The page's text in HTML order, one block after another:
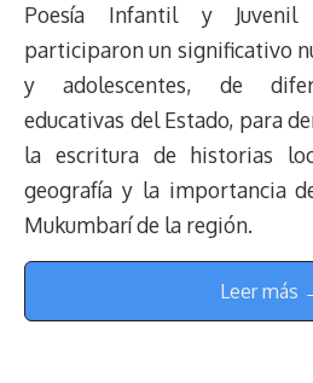
Poesía Infantil y Juvenil
participaron un significativo
y adolescentes, de
educativas del Estado, para
la escritura de historias
geografía y la importancia
Mukumbarí de la región.
Leer más